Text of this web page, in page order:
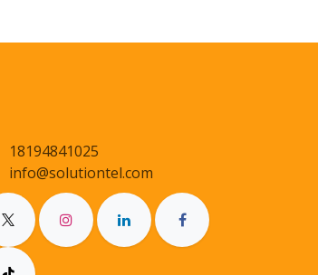
18194841025
info@solutiontel.com